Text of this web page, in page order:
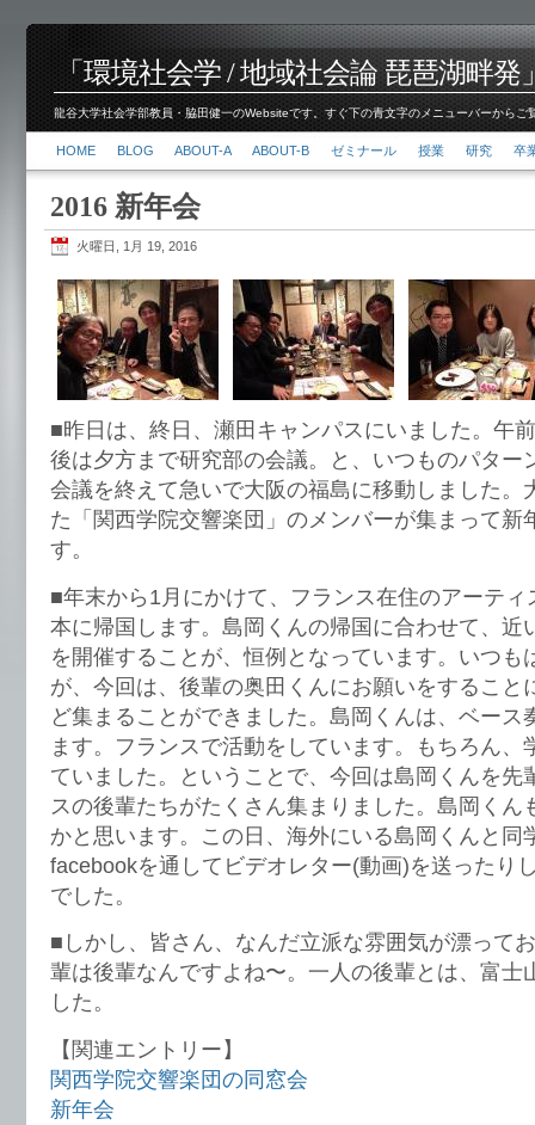
「環境社会学 / 地域社会論 琵琶湖畔発
龍谷大学社会学部教員・脇田健一のWebsiteです。すぐ下の青文字のメニューバーから
HOME BLOG ABOUT-A ABOUT-B ゼミナール 授業 研究 卒
2016 新年会
火曜日, 1月 19, 2016
■昨日は、終日、瀬田キャンパスにいました。午
後は夕方まで研究部の会議。と、いつものパター
会議を終えて急いで大阪の福島に移動しました。
た「関西学院交響楽団」のメンバーが集まって新
す。
■年末から1月にかけて、フランス在住のアーテ
本に帰国します。島岡くんの帰国に合わせて、近
を開催することが、恒例となっています。いつも
が、今回は、後輩の奥田くんにお願いをすること
ど集まることができました。島岡くんは、ベース
ます。フランスで活動をしています。もちろん、
ていました。ということで、今回は島岡くんを先
スの後輩たちがたくさん集まりました。島岡くん
かと思います。この日、海外にいる島岡くんと同
facebookを通してビデオレター(動画)を送ったり
でした。
■しかし、皆さん、なんだ立派な雰囲気が漂って
輩は後輩なんですよね〜。一人の後輩とは、富士
した。
【関連エントリー】
関西学院交響楽団の同窓会
新年会